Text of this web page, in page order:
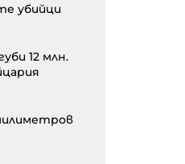
убийци
12 млн.